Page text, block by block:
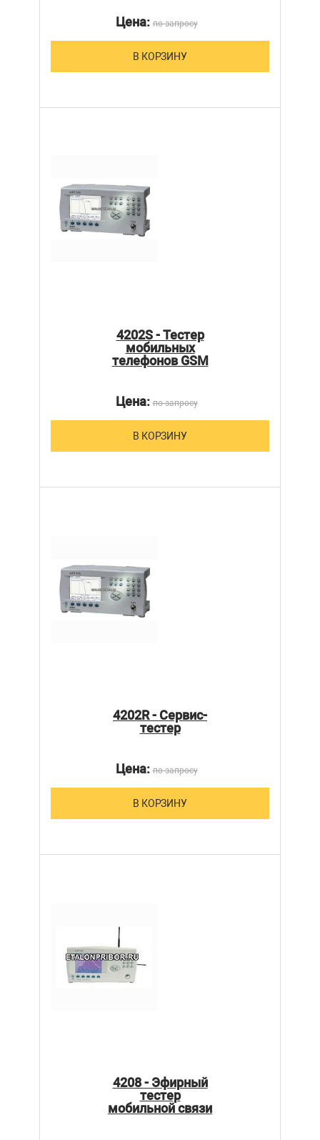
Цена:по запросу
В КОРЗИНУ
4202S - Тестер
мобильных
телефонов GSM
Цена:по запросу
В КОРЗИНУ
4202R - Сервис-
тестер
Цена:по запросу
В КОРЗИНУ
4208 - Эфирный
тестер
мобильной связи